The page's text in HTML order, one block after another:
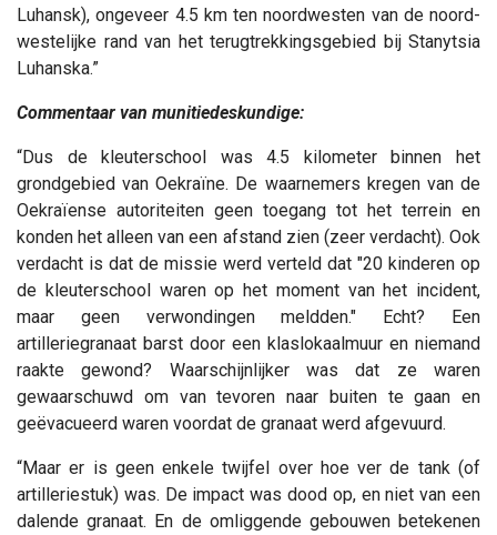
Luhansk), ongeveer 4.5 km ten noordwesten van de noord-
westelijke rand van het terugtrekkingsgebied bij Stanytsia
Luhanska.”
Commentaar van munitiedeskundige:
“Dus de kleuterschool was 4.5 kilometer binnen het
grondgebied van Oekraïne. De waarnemers kregen van de
Oekraïense autoriteiten geen toegang tot het terrein en
konden het alleen van een afstand zien (zeer verdacht). Ook
verdacht is dat de missie werd verteld dat "20 kinderen op
de kleuterschool waren op het moment van het incident,
maar geen verwondingen meldden." Echt? Een
artilleriegranaat barst door een klaslokaalmuur en niemand
raakte gewond? Waarschijnlijker was dat ze waren
gewaarschuwd om van tevoren naar buiten te gaan en
geëvacueerd waren voordat de granaat werd afgevuurd.
“Maar er is geen enkele twijfel over hoe ver de tank (of
artilleriestuk) was. De impact was dood op, en niet van een
dalende granaat. En de omliggende gebouwen betekenen